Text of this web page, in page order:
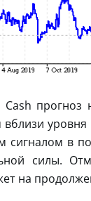
вблизи
сигналом в
силы.
на